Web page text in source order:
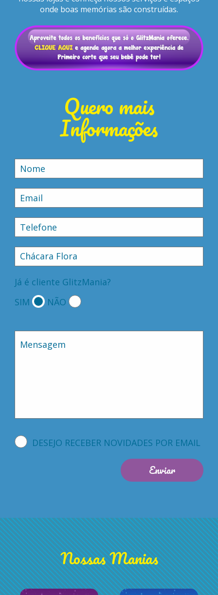
onde boas memórias são construídas.
Quero mais
Informações
Já é cliente GlitzMania?
SIM
NÃO
DESEJO RECEBER NOVIDADES POR EMAIL
Nossas Manias